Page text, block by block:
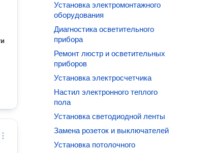
Установка электромонтажного
оборудования
Диагностика осветительного
прибора
Ремонт люстр и осветительных
приборов
Установка электросчетчика
Настил электронного теплого
пола
Установка светодиодной ленты
Замена розеток и выключателей
Установка потолочного